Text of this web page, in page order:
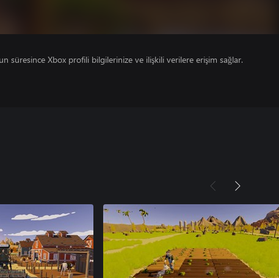
süresince Xbox profili bilgilerinize ve ilişkili verilere erişim sağlar.